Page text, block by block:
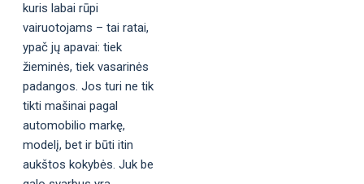
kuris labai rūpi
vairuotojams – tai ratai,
ypač jų apavai: tiek
žieminės, tiek vasarinės
padangos. Jos turi ne tik
tikti mašinai pagal
automobilio markę,
modelį, bet ir būti itin
aukštos kokybės. Juk be